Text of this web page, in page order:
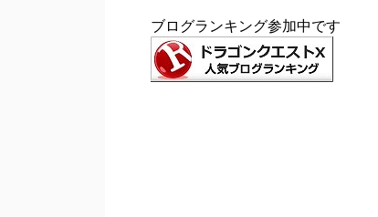
ブログランキング参加中です